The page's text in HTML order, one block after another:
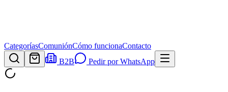
CategoríasComuniónCómo funcionaContacto
B2B
Pedir por WhatsApp